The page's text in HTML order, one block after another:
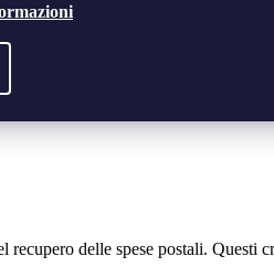
richiesta di pagamento delle
decisione errata. Dopo aver
delle spese postali. Questi